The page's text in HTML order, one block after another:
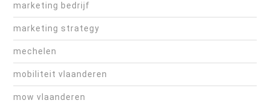
marketing bedrijf
marketing strategy
mechelen
mobiliteit vlaanderen
mow vlaanderen